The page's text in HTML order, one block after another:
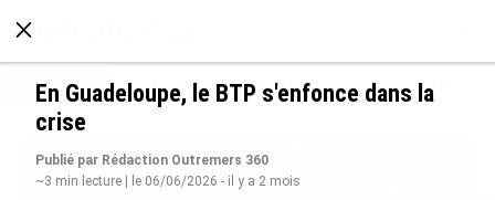
À LA UNE POLITIQUE ECONOMIE SOCIÉTÉ
En Guadeloupe, le BTP s'enfonce dans la
crise
Publié par Rédaction Outremers 360
~3 min lecture | le 06/06/2026 - il y a 2 mois